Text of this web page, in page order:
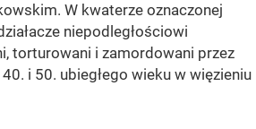
W kwaterze oznaczonej
niepodległościowi
torturowani i zamordowani przez
i 50. ubiegłego wieku w więzieniu